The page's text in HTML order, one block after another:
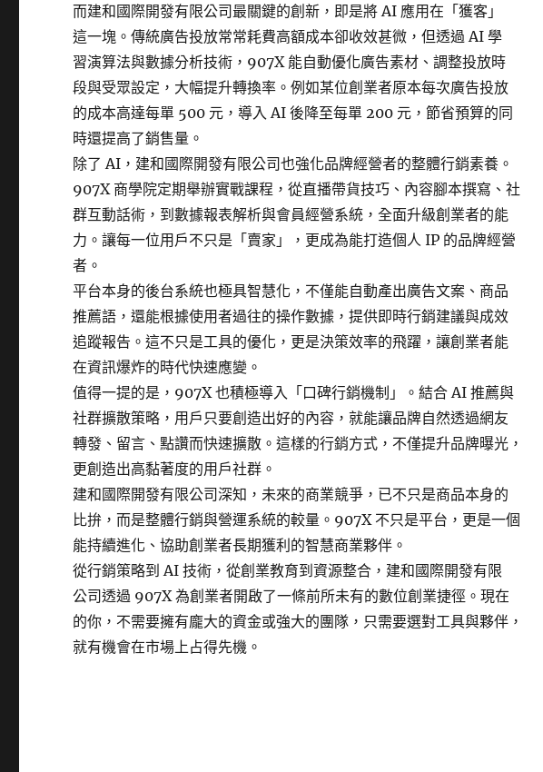
而建和國際開發有限公司最關鍵的創新，即是將 AI 應用在「獲客」
這一塊。傳統廣告投放常常耗費高額成本卻收效甚微，但透過 AI 學
習演算法與數據分析技術，907X 能自動優化廣告素材、調整投放時
段與受眾設定，大幅提升轉換率。例如某位創業者原本每次廣告投放
的成本高達每單 500 元，導入 AI 後降至每單 200 元，節省預算的同
時還提高了銷售量。
除了 AI，建和國際開發有限公司也強化品牌經營者的整體行銷素養。
907X 商學院定期舉辦實戰課程，從直播帶貨技巧、內容腳本撰寫、社
群互動話術，到數據報表解析與會員經營系統，全面升級創業者的能
力。讓每一位用戶不只是「賣家」，更成為能打造個人 IP 的品牌經營
者。
平台本身的後台系統也極具智慧化，不僅能自動產出廣告文案、商品
推薦語，還能根據使用者過往的操作數據，提供即時行銷建議與成效
追蹤報告。這不只是工具的優化，更是決策效率的飛躍，讓創業者能
在資訊爆炸的時代快速應變。
值得一提的是，907X 也積極導入「口碑行銷機制」。結合 AI 推薦與
社群擴散策略，用戶只要創造出好的內容，就能讓品牌自然透過網友
轉發、留言、點讚而快速擴散。這樣的行銷方式，不僅提升品牌曝光，
更創造出高黏著度的用戶社群。
建和國際開發有限公司深知，未來的商業競爭，已不只是商品本身的
比拚，而是整體行銷與營運系統的較量。907X 不只是平台，更是一個
能持續進化、協助創業者長期獲利的智慧商業夥伴。
從行銷策略到 AI 技術，從創業教育到資源整合，建和國際開發有限
公司透過 907X 為創業者開啟了一條前所未有的數位創業捷徑。現在
的你，不需要擁有龐大的資金或強大的團隊，只需要選對工具與夥伴，
就有機會在市場上占得先機。